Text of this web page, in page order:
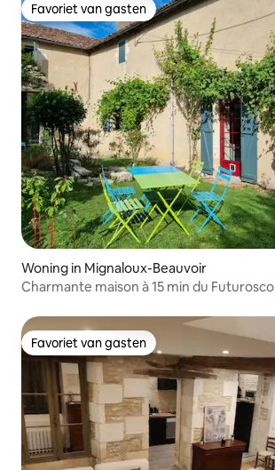
Favoriet van gasten
Favoriet van gasten
Woning in Mignaloux-Beauvoir
Charmante maison à 15 min du
Favoriet van gasten
Favoriet van gasten